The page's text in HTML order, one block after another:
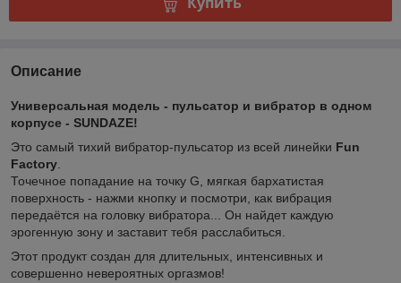
Описание
Универсальная модель - пульсатор и вибратор в одном
корпусе - SUNDAZE!
Это самый тихий вибратор-пульсатор из всей линейки Fun
Factory
Точечное попадание на точку G, мягкая бархатистая
поверхность - нажми кнопку и посмотри, как вибрация
передаётся на головку вибратора... Он найдет каждую
эрогенную зону и заставит тебя расслабиться.
Этот продукт создан для длительных, интенсивных и
совершенно невероятных оргазмов!